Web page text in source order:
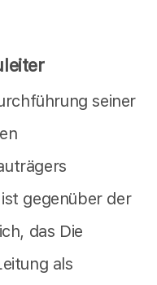
seiner
gegenüber der
das Die
als